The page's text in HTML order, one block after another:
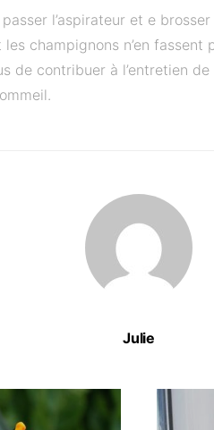
l’aspirateur et e
champignons n’en fassent
de contribuer à l’entretien
Julie